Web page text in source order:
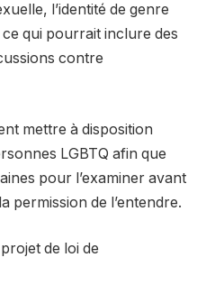
l’identité de genre
qui pourrait inclure des
contre
mettre à disposition
LGBTQ afin que
pour l’examiner avant
permission de l’entendre.
de loi de